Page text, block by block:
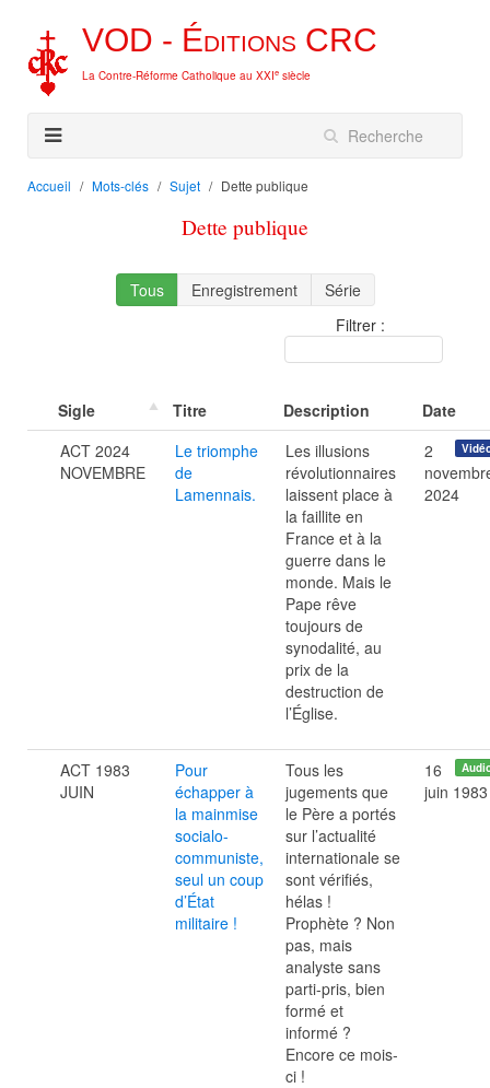
VOD - Éditions CRC
La Contre-Réforme Catholique au XXIe siècle
Accueil Mots-clés Sujet Dette publique
Dette publique
Tous Enregistrement
Série
Filtrer :
Sigle Titre Description
Date
ACT 2024
NOVEMBRE
Le triomphe
de
Lamennais.
Les illusions
révolutionnaires
laissent place à
la faillite en
France et à la
guerre dans le
monde. Mais le
Pape rêve
toujours de
synodalité, au
prix de la
destruction de
l’Église.
2
2024
ACT 1983
JUIN
Pour
échapper à
la mainmise
socialo-
communiste,
seul un coup
d’État
militaire !
Tous les
jugements que
le Père a portés
sur l’actualité
internationale se
sont vérifiés,
hélas !
Prophète ? Non
pas, mais
analyste sans
parti-pris, bien
formé et
informé ?
Encore ce mois-
ci !
16
juin 1983